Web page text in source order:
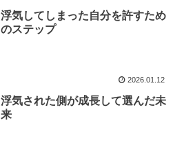
浮気してしまった自分を許すため
のステップ
2026.01.12
浮気された側が成長して選んだ未
来